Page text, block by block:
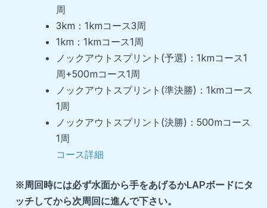
周
3km：1kmコース3周
1km：1kmコース1周
ノックアウトスプリント(予選)：1kmコース1
周+500mコース1周
ノックアウトスプリント(準決勝)：1kmコース
1周
ノックアウトスプリント(決勝)：500mコース
1周
コース詳細
※周回時には必ず水面から手をあげるかLAPボードにタ
ッチしてから次周回に進んで下さい。